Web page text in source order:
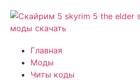
Главная
Моды
Читы коды